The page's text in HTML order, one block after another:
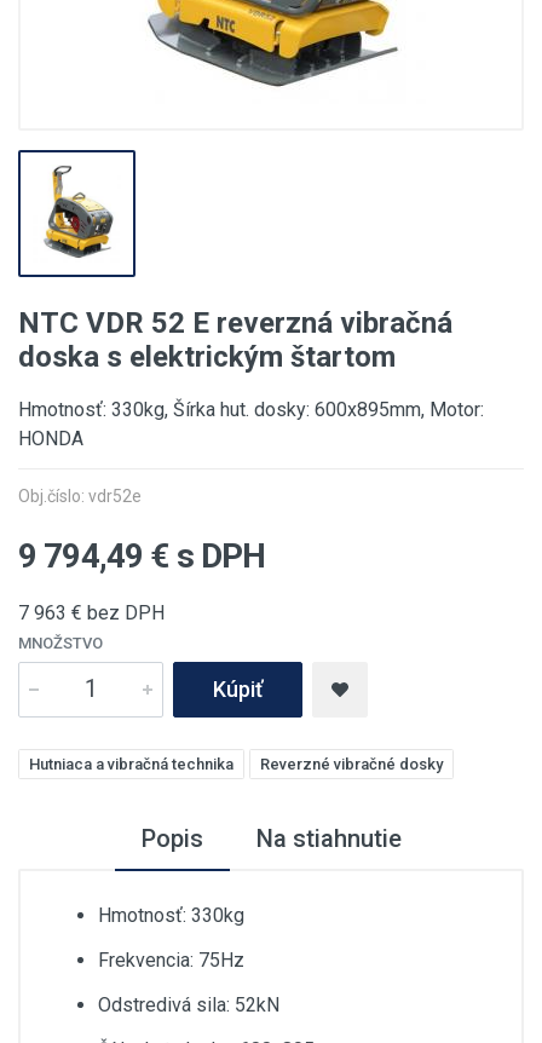
NTC VDR 52 E reverzná vibračná
doska s elektrickým štartom
Hmotnosť: 330kg, Šírka hut. dosky: 600x895mm, Motor:
HONDA
Obj.číslo: vdr52e
9 794,49 € s DPH
7 963 € bez DPH
MNOŽSTVO
Kúpiť
Hutniaca a vibračná technika Reverzné vibračné dosky
Popis Na stiahnutie
Hmotnosť: 330kg
Frekvencia: 75Hz
Odstredivá sila: 52kN